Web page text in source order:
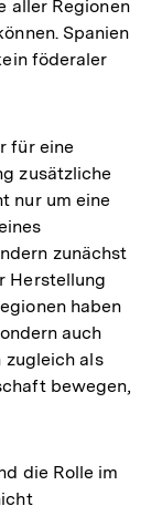
aller Regionen
Spanien
föderaler
für eine
zusätzliche
nur um eine
zunächst
Herstellung
haben
auch
zugleich als
bewegen,
die Rolle im